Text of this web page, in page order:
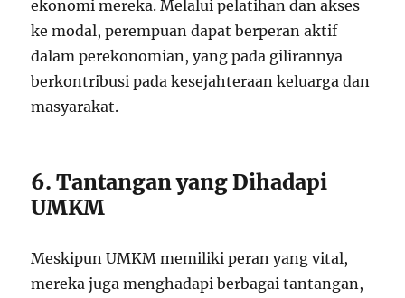
ekonomi mereka. Melalui pelatihan dan akses
ke modal, perempuan dapat berperan aktif
dalam perekonomian, yang pada gilirannya
berkontribusi pada kesejahteraan keluarga dan
masyarakat.
6. Tantangan yang Dihadapi
UMKM
Meskipun UMKM memiliki peran yang vital,
mereka juga menghadapi berbagai tantangan,